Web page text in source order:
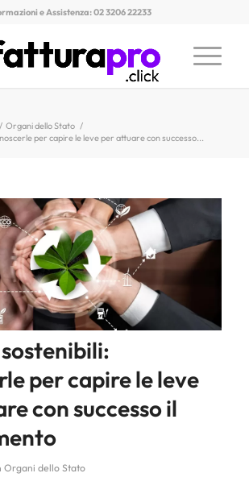
e Assistenza: 02 3206 22233
/ Organi dello Stato /
per capire le leve per attuare con successo...
per capire le leve
con successo il
Organi dello Stato